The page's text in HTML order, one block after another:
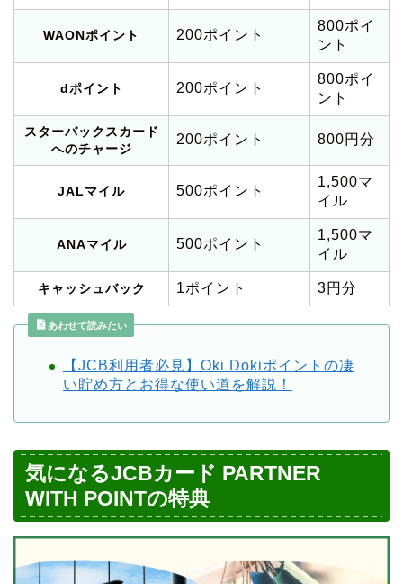
WAONポイント 200ポイント
800ポイ
ント
dポイント 200ポイント
800ポイ
ント
スターバックスカード
へのチャージ
200ポイント 800円分
JALマイル 500ポイント
1,500マ
イル
ANAマイル 500ポイント
1,500マ
イル
キャッシュバック 1ポイント 3円分
あわせて読みたい
【JCB利用者必見】Oki Dokiポイントの凄
い貯め方とお得な使い道を解説！
気になるJCBカード PARTNER
WITH POINTの特典